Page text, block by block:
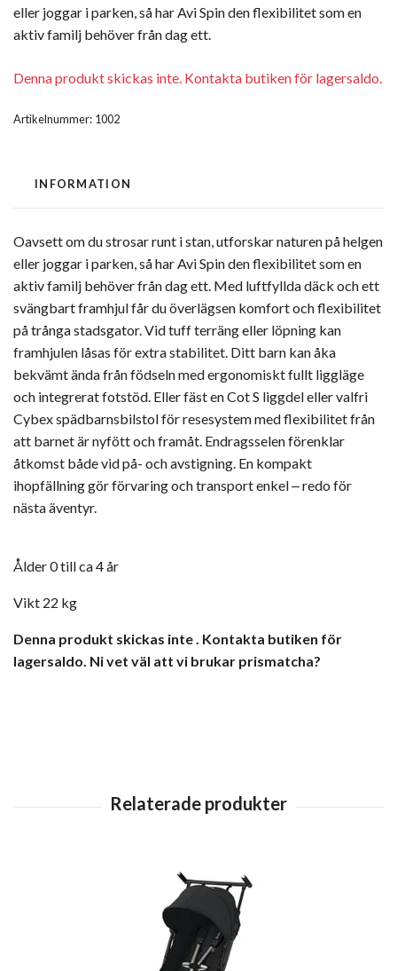
eller joggar i parken, så har Avi Spin den flexibilitet som en
aktiv familj behöver från dag ett.
Denna produkt skickas inte. Kontakta butiken för lagersaldo.
Artikelnummer: 1002
INFORMATION
Oavsett om du strosar runt i stan, utforskar naturen på helgen
eller joggar i parken, så har Avi Spin den flexibilitet som en
aktiv familj behöver från dag ett. Med luftfyllda däck och ett
svängbart framhjul får du överlägsen komfort och flexibilitet
på trånga stadsgator. Vid tuff terräng eller löpning kan
framhjulen låsas för extra stabilitet. Ditt barn kan åka
bekvämt ända från födseln med ergonomiskt fullt liggläge
och integrerat fotstöd. Eller fäst en Cot S liggdel eller valfri
Cybex spädbarnsbilstol för resesystem med flexibilitet från
att barnet är nyfött och framåt. Endragsselen förenklar
åtkomst både vid på- och avstigning. En kompakt
ihopfällning gör förvaring och transport enkel ‒ redo för
nästa äventyr.
Ålder 0 till ca 4 år
Vikt 22 kg
Denna produkt skickas inte . Kontakta butiken för
lagersaldo. Ni vet väl att vi brukar prismatcha?